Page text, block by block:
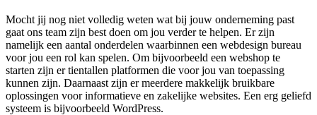
Mocht jij nog niet volledig weten wat bij jouw onderneming past
gaat ons team zijn best doen om jou verder te helpen. Er zijn
namelijk een aantal onderdelen waarbinnen een webdesign bureau
voor jou een rol kan spelen. Om bijvoorbeeld een webshop te
starten zijn er tientallen platformen die voor jou van toepassing
kunnen zijn. Daarnaast zijn er meerdere makkelijk bruikbare
oplossingen voor informatieve en zakelijke websites. Een erg geliefd
systeem is bijvoorbeeld WordPress.